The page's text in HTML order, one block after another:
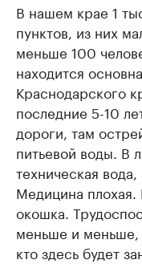
В нашем крае 1
пунктов, из них
меньше 100
находится
Краснодарского
последние 5-10
дороги, там
питьевой воды. В
техническая
Медицина плохая.
окошка.
меньше и меньше,
кто здесь будет